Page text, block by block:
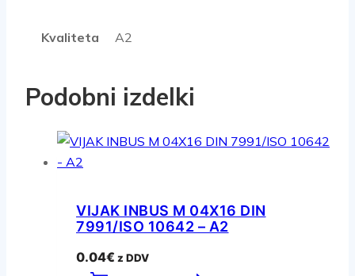
Kvaliteta A2
Podobni izdelki
VIJAK INBUS M 04X16 DIN
7991/ISO 10642 – A2
0.04€ z DDV